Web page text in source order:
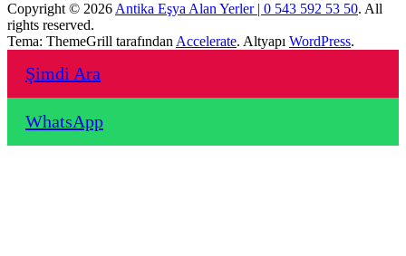
Copyright © 2026 Antika Eşya Alan Yerler | 0 543 592 53 50. All
rights reserved.
Tema: ThemeGrill tarafından Accelerate. Altyapı WordPress.
Şimdi Ara
WhatsApp